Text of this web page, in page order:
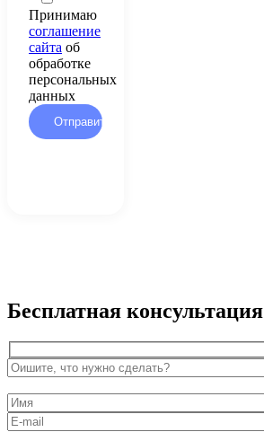
Принимаю
соглашение
сайта об
обработке
персональных
данных
Бесплатная консультация